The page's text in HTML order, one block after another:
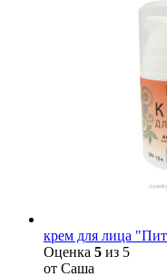
крем для лица
Оценка 5 из 5
от Саша